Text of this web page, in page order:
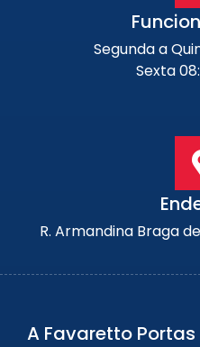
Segunda a
Sexta
R. Armandina Braga
A Favaretto Portas